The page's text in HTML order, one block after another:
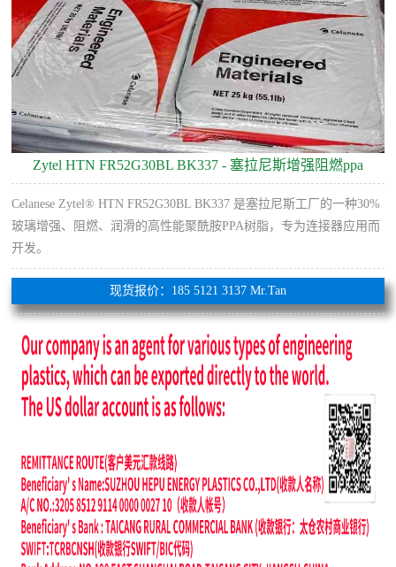
Zytel HTN FR52G30BL BK337 - 塞拉尼斯增强阻燃ppa
Celanese Zytel® HTN FR52G30BL BK337 是塞拉尼斯工厂的一种30%
玻璃增强、阻燃、润滑的高性能聚酰胺PPA树脂，专为连接器应用而
开发。
现货报价：185 5121 3137 Mr.Tan